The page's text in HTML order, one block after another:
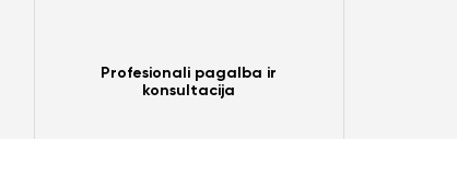
Profesionali pagalba ir
konsultacija